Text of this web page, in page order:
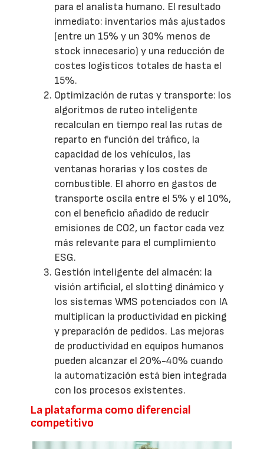
para el analista humano. El resultado
inmediato: inventarios más ajustados
(entre un 15% y un 30% menos de
stock innecesario) y una reducción de
costes logísticos totales de hasta el
15%.
Optimización de rutas y transporte: los
algoritmos de ruteo inteligente
recalculan en tiempo real las rutas de
reparto en función del tráfico, la
capacidad de los vehículos, las
ventanas horarias y los costes de
combustible. El ahorro en gastos de
transporte oscila entre el 5% y el 10%,
con el beneficio añadido de reducir
emisiones de CO2, un factor cada vez
más relevante para el cumplimiento
ESG.
Gestión inteligente del almacén: la
visión artificial, el slotting dinámico y
los sistemas WMS potenciados con IA
multiplican la productividad en picking
y preparación de pedidos. Las mejoras
de productividad en equipos humanos
pueden alcanzar el 20%-40% cuando
la automatización está bien integrada
con los procesos existentes.
La plataforma como diferencial
competitivo